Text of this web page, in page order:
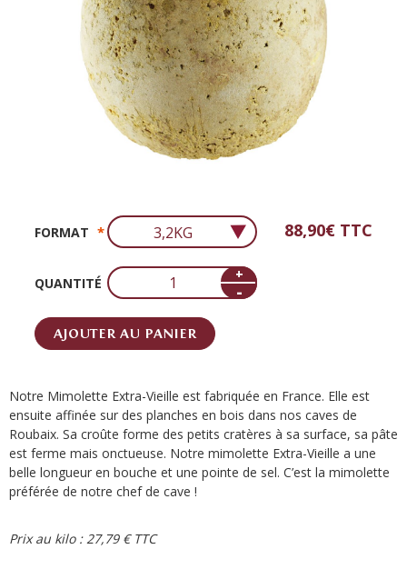
FORMAT
QUANTITÉ -
+
AJOUTER AU PANIER
88,90€
Notre Mimolette Extra-Vieille est fabriquée en France. Elle est
ensuite affinée sur des planches en bois dans nos caves de
Roubaix. Sa croûte forme des petits cratères à sa surface, sa pâte
est ferme mais onctueuse. Notre mimolette Extra-Vieille a une
belle longueur en bouche et une pointe de sel. C’est la mimolette
préférée de notre chef de cave !
Prix au kilo : 27,79 € TTC